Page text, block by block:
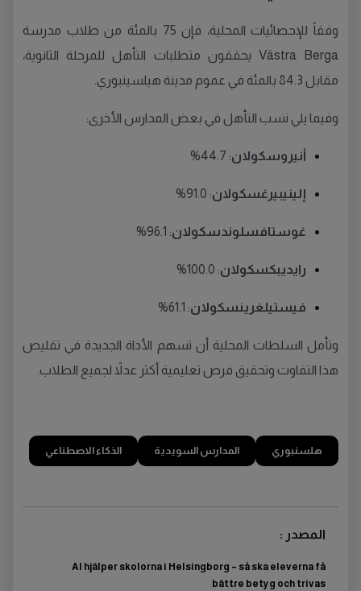
وفقاً للإحصائيات المحلية، فإن 75 بالمئة من طلاب مدرسة
Västra Berga يحققون متطلبات التأهل للمرحلة الثانوية،
مقابل 84.3 بالمئة في عموم مدينة هيلسينبوري.
وفيما يلي نسب التأهل في بعض المدارس الأخرى:
أنيروسكولان: 44.7%
إلينيبيرغسكولان: 91.0%
غوستافسلوندسكولان: 96.1%
رايديبكسكولان: 100.0%
فيستيلغرينسكولان: 61.1%
وتأمل السلطات المحلية أن تسهم الأداة الجديدة في تقليص
هذا التفاوت وتحقيق فرص تعليمية أكثر عدلاً لجميع الطلاب.
هلسنبوري المدارس السويدية الذكاء الاصطناعي
المصدر :
AI hjälper skolorna i Helsingborg – så ska eleverna få
bättre betyg och trivas